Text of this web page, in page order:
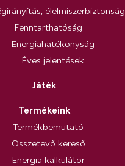
élelmiszerbiztonság
Fenntarthatóság
Energiahatékonyság
Éves jelentések
Játék
Termékeink
Termékbemutató
Összetevő kereső
Energia kalkulátor